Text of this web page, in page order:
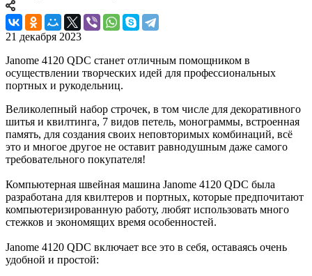
21 декабря 2023
Janome 4120 QDC станет отличным помощником в
осуществлении творческих идей для профессиональных
портных и рукодельниц.
Великолепный набор строчек, в том числе для декоративного
шитья и квилтинга, 7 видов петель, монограммы, встроенная
память, для создания своих неповторимых комбинаций, всё
это и многое другое не оставит равнодушным даже самого
требовательного покупателя!
Компьютерная швейная машина Janome 4120 QDC была
разработана для квилтеров и портных, которые предпочитают
компьютеризированную работу, любят использовать много
стежков и экономящих время особенностей.
Janome 4120 QDC включает все это в себя, оставаясь очень
удобной и простой: